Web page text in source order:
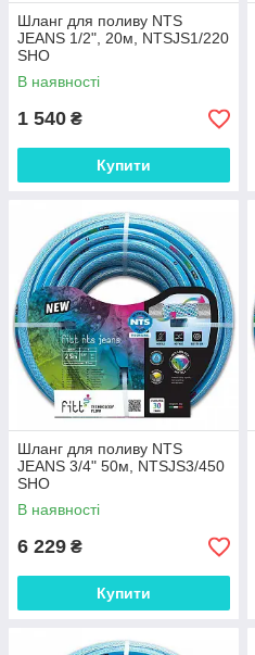
Шланг для поливу NTS
JEANS 1/2", 20м, NTSJS1/220
SHO
В наявності
1 540 ₴
Купити
Шланг для поливу NTS
JEANS 3/4" 50м, NTSJS3/450
SHO
В наявності
6 229 ₴
Купити